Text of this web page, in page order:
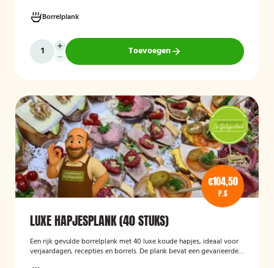
Borrelplank
Toevoegen
€104,50
P.S
LUXE HAPJESPLANK (40 STUKS)
Een rijk gevulde borrelplank met 40 luxe koude hapjes, ideaal voor
verjaardagen, recepties en borrels. De plank bevat een gevarieerde